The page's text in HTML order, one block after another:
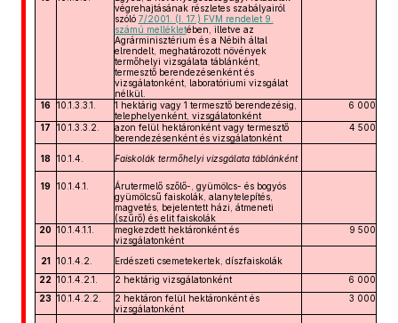
végrehajtásának részletes szabályairól
szóló 7/2001. (I. 17.) FVM rendelet 9.
számú mellékletében, illetve az
Agrárminisztérium és a Nébih által
elrendelt, meghatározott növények
termőhelyi vizsgálata táblánként,
termesztő berendezésenként és
vizsgálatonként, laboratóriumi vizsgálat
nélkül.
16
10.1.3.3.1.
1 hektárig vagy 1 termesztő berendezésig,
telephelyenként, vizsgálatonként
6 000
17 10.1.3.3.2.
azon felül hektáronként vagy termesztő
berendezésenként és vizsgálatonként
4 500
18 10.1.4. Faiskolák termőhelyi vizsgálata táblánként
19 10.1.4.1.
Árutermelő szőlő-, gyümölcs- és bogyós
gyümölcsű faiskolák, alanytelepítés,
magvetés, bejelentett házi, átmeneti
(szűrő) és elit faiskolák
20 10.1.4.1.1.
megkezdett hektáronként és
vizsgálatonként
9 500
21 10.1.4.2.
Erdészeti csemetekertek, díszfaiskolák
22 10.1.4.2.1. 2 hektárig vizsgálatonként
6 000
23 10.1.4.2.2.
2 hektáron felül hektáronként és
vizsgálatonként
3 000